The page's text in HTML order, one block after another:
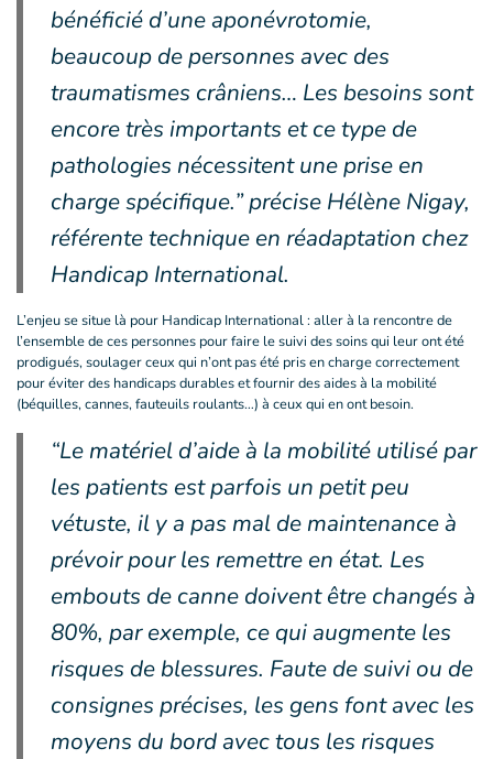
bénéficié d’une aponévrotomie,
beaucoup de personnes avec des
traumatismes crâniens… Les besoins sont
encore très importants et ce type de
pathologies nécessitent une prise en
charge spécifique.” précise Hélène Nigay,
référente technique en réadaptation chez
Handicap International.
L’enjeu se situe là pour Handicap International : aller à la rencontre de
l’ensemble de ces personnes pour faire le suivi des soins qui leur ont été
prodigués, soulager ceux qui n’ont pas été pris en charge correctement
pour éviter des handicaps durables et fournir des aides à la mobilité
(béquilles, cannes, fauteuils roulants…) à ceux qui en ont besoin.
“Le matériel d’aide à la mobilité utilisé par
les patients est parfois un petit peu
vétuste, il y a pas mal de maintenance à
prévoir pour les remettre en état. Les
embouts de canne doivent être changés à
80%, par exemple, ce qui augmente les
risques de blessures. Faute de suivi ou de
consignes précises, les gens font avec les
moyens du bord avec tous les risques